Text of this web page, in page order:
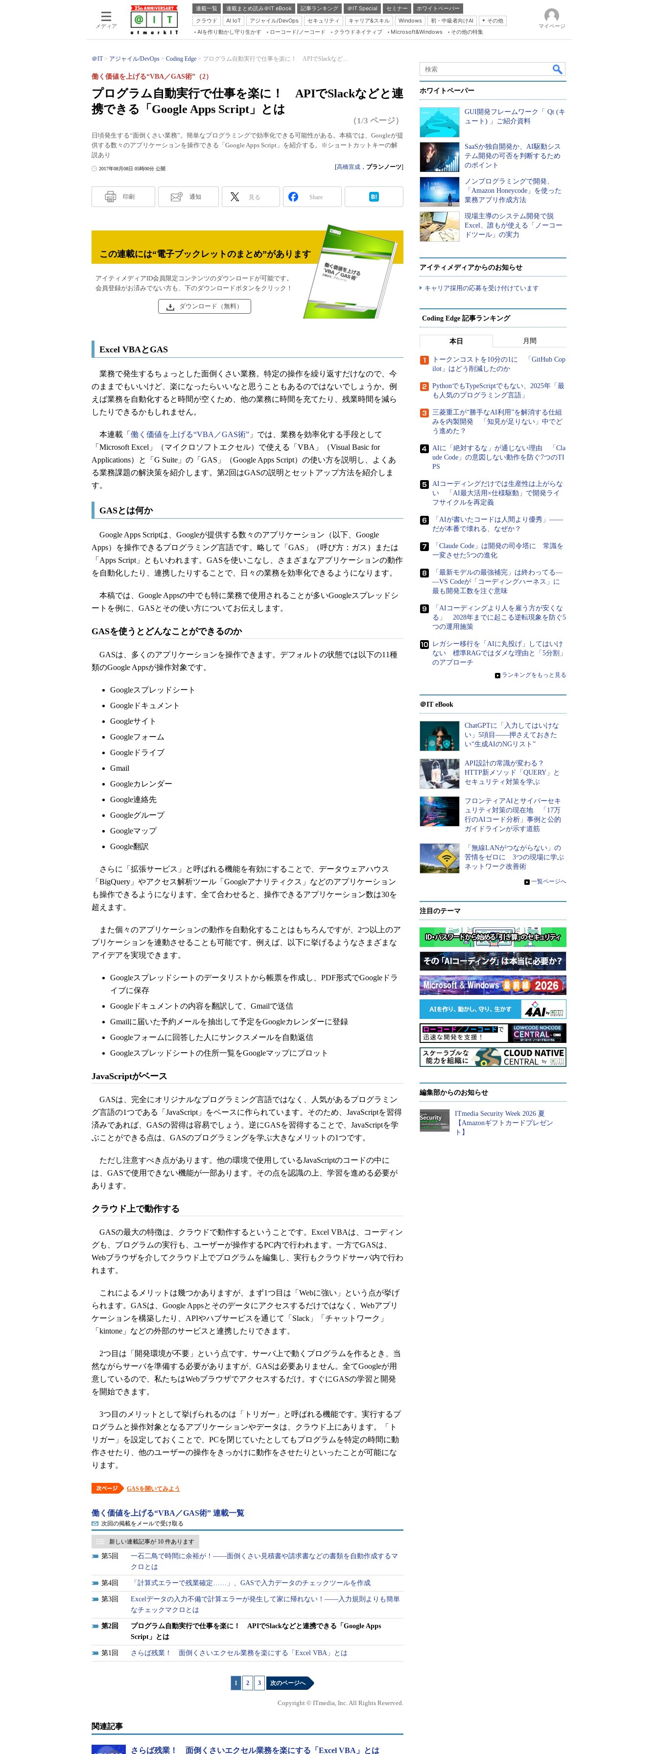
メディア
連載一覧 連載まとめ読み＠IT eBook 記事ランキング ＠IT Special セミナー
ホワイトペーパー
クラウド
AI IoT アジャイル/DevOps セキュリティ キャリア&スキル Windows 初・中級者向けAI
その他
Server & Storage
Java Agile
Database Expert
Linux ＆ OSS
Master of IP Network
Security & Trust
AIを作り動かし守り生かす ローコード/ノーコード クラウドネイティブ Microsoft&Windows その他の特集
マイページ
＠IT アジャイル/DevOps Coding Edge プログラム自動実行で仕事を楽に！ APIでSlackなど...
プログラム自動実行で仕事を楽に！ APIでSlackなどと連
携できる「Google Apps Script」とは
働く価値を上げる“VBA／GAS術”（2）
（1/3 ページ）
日頃発生する“面倒くさい業務”。簡単なプログラミングで効率化できる可能性がある。本稿では、Googleが提
供する数々のアプリケーションを操作できる「Google Apps Script」を紹介する。※ショートカットキーの解
説あり
2017年08月08日 05時00分 公開 [高橋宣成 ， プランノーツ]
印刷 通知 見る Share
この連載には“電子ブックレットのまとめ”があります
アイティメディアID会員限定コンテンツのダウンロードが可能です。
会員登録がお済みでない方も、下のダウンロードボタンをクリック！
ダウンロード（無料）
Excel VBAとGAS
業務で発生するちょっとした面倒くさい業務。特定の操作を繰り返すだけなので、今
のままでもいいけど、楽になったらいいなと思うこともあるのではないでしょうか。例
えば業務を自動化すると時間が空くため、他の業務に時間を充てたり、残業時間を減ら
したりできるかもしれません。
本連載「 働く価値を上げる“VBA／GAS術” 」では、業務を効率化する手段として
「Microsoft Excel」（マイクロソフトエクセル）で使える「VBA」（Visual Basic for
Applications）と「G Suite」の「GAS」（Google Apps Script）の使い方を説明し、よくあ
る業務課題の解決策を紹介します。第2回はGASの説明とセットアップ方法を紹介しま
す。
GASとは何か
Google Apps Scriptは、Googleが提供する数々のアプリケーション（以下、Google
Apps）を操作できるプログラミング言語です。略して「GAS」（呼び方：ガス）または
「Apps Script」ともいわれます。GASを使いこなし、さまざまなアプリケーションの動作
を自動化したり、連携したりすることで、日々の業務を効率化できるようになります。
本稿では、Google Appsの中でも特に業務で使用されることが多いGoogleスプレッドシ
ートを例に、GASとその使い方についてお伝えします。
GASを使うとどんなことができるのか
GASは、多くのアプリケーションを操作できます。デフォルトの状態では以下の11種
類のGoogle Appsが操作対象です。
Googleスプレッドシート
Googleドキュメント
Googleサイト
Googleフォーム
Googleドライブ
Gmail
Googleカレンダー
Google連絡先
Googleグループ
Googleマップ
Google翻訳
さらに「拡張サービス」と呼ばれる機能を有効にすることで、データウェアハウス
「BigQuery」やアクセス解析ツール「Googleアナリティクス」などのアプリケーション
も操作できるようになります。全て合わせると、操作できるアプリケーション数は30を
超えます。
また個々のアプリケーションの動作を自動化することはもちろんですが、2つ以上のア
プリケーションを連動させることも可能です。例えば、以下に挙げるようなさまざまな
アイデアを実現できます。
Googleスプレッドシートのデータリストから帳票を作成し、PDF形式でGoogleドラ
イブに保存
Googleドキュメントの内容を翻訳して、Gmailで送信
Gmailに届いた予約メールを抽出して予定をGoogleカレンダーに登録
Googleフォームに回答した人にサンクスメールを自動返信
Googleスプレッドシートの住所一覧をGoogleマップにプロット
JavaScriptがベース
GASは、完全にオリジナルなプログラミング言語ではなく、人気があるプログラミン
グ言語の1つである「JavaScript」をベースに作られています。そのため、JavaScriptを習得
済みであれば、GASの習得は容易でしょう。逆にGASを習得することで、JavaScriptを学
ぶことができる点は、GASのプログラミングを学ぶ大きなメリットの1つです。
ただし注意すべき点があります。他の環境で使用しているJavaScriptのコードの中に
は、GASで使用できない機能が一部あります。その点を認識の上、学習を進める必要が
あります。
クラウド上で動作する
GASの最大の特徴は、クラウドで動作するということです。Excel VBAは、コーディン
グも、プログラムの実行も、ユーザーが操作するPC内で行われます。一方でGASは、
Webブラウザを介してクラウド上でプログラムを編集し、実行もクラウドサーバ内で行わ
れます。
これによるメリットは幾つかありますが、まず1つ目は「Webに強い」という点が挙げ
られます。GASは、Google Appsとそのデータにアクセスするだけではなく、Webアプリ
ケーションを構築したり、APIやハブサービスを通じて「Slack」「チャットワーク」
「kintone」などの外部のサービスと連携したりできます。
2つ目は「開発環境が不要」という点です。サーバ上で動くプログラムを作るとき、当
然ながらサーバを準備する必要がありますが、GASは必要ありません。全てGoogleが用
意しているので、私たちはWebブラウザでアクセスするだけ。すぐにGASの学習と開発
を開始できます。
3つ目のメリットとして挙げられるのは「トリガー」と呼ばれる機能です。実行するプ
ログラムと操作対象となるアプリケーションやデータは、クラウド上にあります。「ト
リガー」を設定しておくことで、PCを閉じていたとしてもプログラムを特定の時間に動
作させたり、他のユーザーの操作をきっかけに動作をさせたりといったことが可能にな
ります。
GASを開いてみよう
働く価値を上げる“VBA／GAS術” 連載一覧
次回の掲載をメールで受け取る
新しい連載記事が 10 件あります
5
一石二鳥で時間に余裕が！――面倒くさい見積書や請求書などの書類を自動作成するマ
クロとは
4 「計算式エラーで残業確定……」、GASで入力データのチェックツールを作成
3
Excelデータの入力不備で計算エラーが発生して家に帰れない！――入力規則よりも簡単
なチェックマクロとは
2
プログラム自動実行で仕事を楽に！ APIでSlackなどと連携できる「Google Apps
Script」とは
1 さらば残業！ 面倒くさいエクセル業務を楽にする「Excel VBA」とは
1 2 3 次のページへ
Copyright © ITmedia, Inc. All Rights Reserved.
関連記事
さらば残業！ 面倒くさいエクセル業務を楽にする「Excel VBA」とは
ホワイトペーパー
GUI開発フレームワーク「 Qt (キ
ュート) 」ご紹介資料
SaaSか独自開発か、AI駆動シス
テム開発の可否を判断するため
のポイント
ノンプログラミングで開発、
「Amazon Honeycode」を使った
業務アプリ作成方法
現場主導のシステム開発で脱
Excel、誰もが使える「ノーコー
ドツール」の実力
アイティメディアからのお知らせ
キャリア採用の応募を受け付けています
Coding Edge 記事ランキング
本日 月間
トークンコストを10分の1に 「GitHub Cop
ilot」はどう削減したのか
PythonでもTypeScriptでもない、2025年「最
も人気のプログラミング言語」
三菱重工が“勝手なAI利用”を解消する仕組
みを内製開発 「知見が足りない」中でど
う進めた？
AIに「絶対するな」が通じない理由 「Cla
ude Code」の意図しない動作を防ぐ7つのTI
PS
AIコーディングだけでは生産性は上がらな
い 「AI最大活用×仕様駆動」で開発ライ
フサイクルを再定義
「AIが書いたコードは人間より優秀」――
だが本番で壊れる、なぜか？
「Claude Code」は開発の司令塔に 常識を
一変させた5つの進化
「最新モデルの最強補完」は終わってる―
―VS Codeが「コーディングハーネス」に
最も開発工数を注ぐ意味
「AIコーディングより人を雇う方が安くな
る」 2028年までに起こる逆転現象を防ぐ5
つの運用施策
レガシー移行を「AIに丸投げ」してはいけ
ない 標準RAGではダメな理由と「5分割」
のアプローチ
» ランキングをもっと見る
＠IT eBook
ChatGPTに「入力してはいけな
い」5項目――押さえておきた
い“生成AIのNGリスト”
API設計の常識が変わる？
HTTP新メソッド「QUERY」と
セキュリティ対策を学ぶ
フロンティアAIとサイバーセキ
ュリティ対策の現在地 「17万
行のAIコード分析」事例と公的
ガイドラインが示す道筋
「無線LANがつながらない」の
苦情をゼロに 3つの現場に学ぶ
ネットワーク改善術
» 一覧ページへ
注目のテーマ
編集部からのお知らせ
ITmedia Security Week 2026 夏
【Amazonギフトカードプレゼン
ト】